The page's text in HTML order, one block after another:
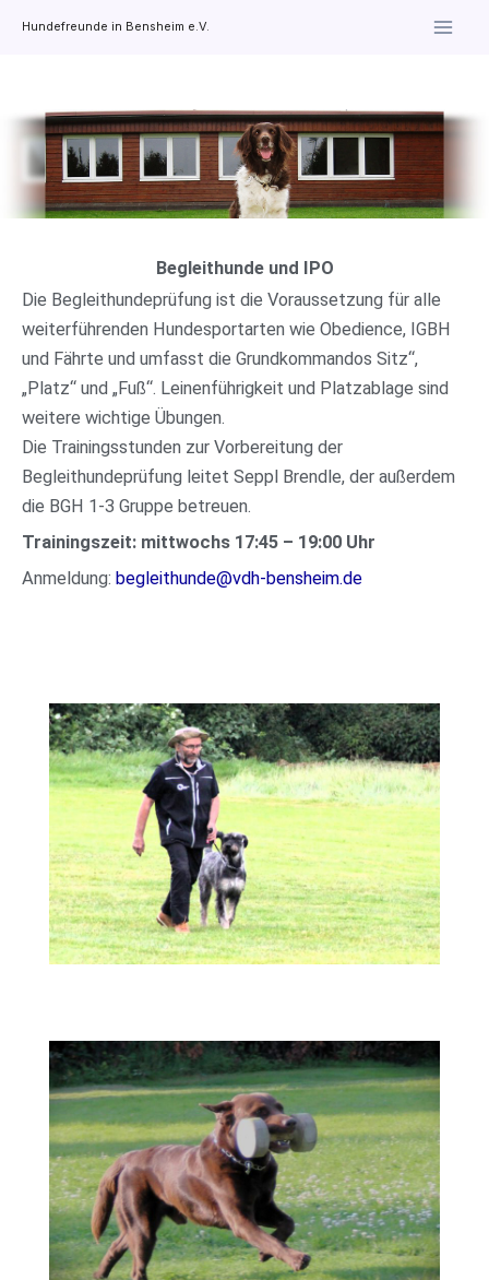
Hundefreunde in Bensheim e.V.
Begleithunde und IPO
Die Begleithundeprüfung ist die Voraussetzung für alle
weiterführenden Hundesportarten wie Obedience, IGBH
und Fährte und umfasst die Grundkommandos Sitz“,
„Platz“ und „Fuß“. Leinenführigkeit und Platzablage sind
weitere wichtige Übungen.
Die Trainingsstunden zur Vorbereitung der
Begleithundeprüfung leitet Seppl Brendle, der außerdem
die BGH 1-3 Gruppe betreuen.
Trainingszeit: mittwochs 17:45 – 19:00 Uhr
Anmeldung: begleithunde@vdh-bensheim.de